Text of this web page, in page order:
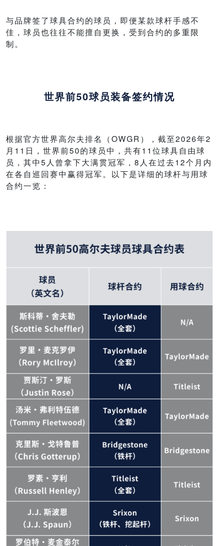
与品牌签了球具合约的球员，即便某款球杆手感不
佳，球员也往往不能擅自更换，受到合约的多重限
制。
世界前50球员装备签约情况
根据官方世界高尔夫排名（OWGR），截至2026年2
月11日，世界前50的球员中，共有11位球具自由球
员，其中5人曾拿下大满贯冠军，8人在过去12个月内
在各自巡回赛中赢得冠军。以下是详细的球杆与用球
合约一览：